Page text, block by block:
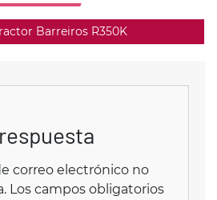
Barreiros R350K
correo electrónico no
Los campos obligatorios